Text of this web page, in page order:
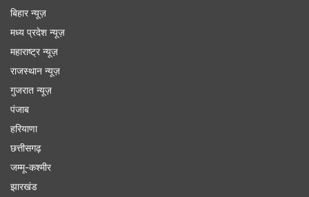
सुबह जैसे ही आप उठें वैसे ही अपने बिस्तर पर आराम से बैठ
जाएं। फिर अपनी दोनों हथेलियों को मिलाकर ऊपर अपने
चेहरे के सामने लाएं और फिर नीचे दिए गए मंत्र का सच्चे मन
से उच्चारण करें...
बिहार न्यूज़
मध्य प्रदेश न्यूज़
महाराष्ट्र न्यूज़
राजस्थान न्यूज़
गुजरात न्यूज़
पंजाब
हरियाणा
छत्तीसगढ़
जम्मू-कश्मीर
झारखंड